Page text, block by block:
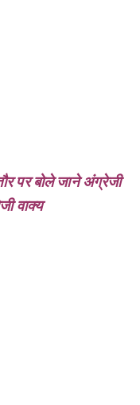
पर बोले जाने अंग्रेजी
वाक्य